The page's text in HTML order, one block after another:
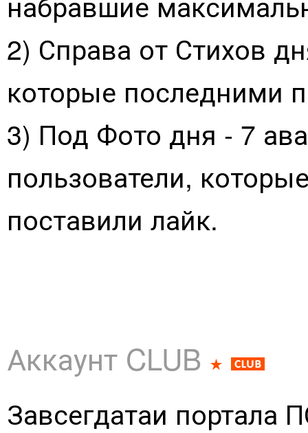
2) Справа от Стихов
которые последними
3) Под Фото дня - 7
пользователи,
поставили лайк.
Аккаунт CLUB
Завсегдатаи портала